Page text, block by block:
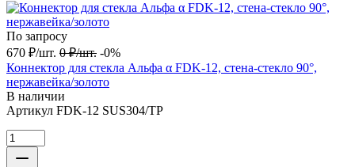
По запросу
670 ₽/шт. 0 ₽/шт. -0%
Коннектор для стекла Альфа α FDK-12, стена-стекло 90°,
нержавейка/золото
В наличии
Артикул FDK-12 SUS304/TP